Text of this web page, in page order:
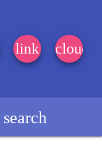
link cloud
search